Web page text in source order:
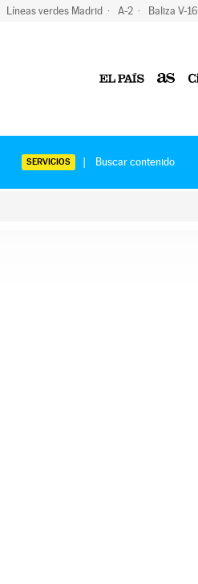
Líneas verdes Madrid A-2 Baliza V-16
SERVICIOS